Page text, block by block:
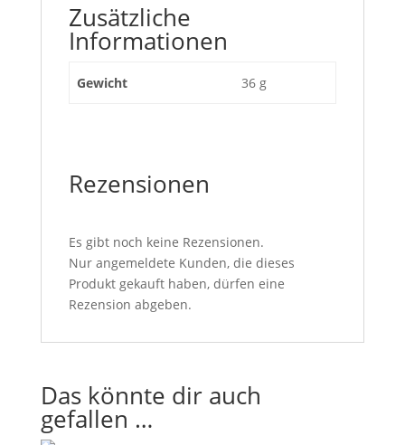
Zusätzliche
Informationen
Gewicht 36 g
Rezensionen
Es gibt noch keine Rezensionen.
Nur angemeldete Kunden, die dieses
Produkt gekauft haben, dürfen eine
Rezension abgeben.
Das könnte dir auch
gefallen …